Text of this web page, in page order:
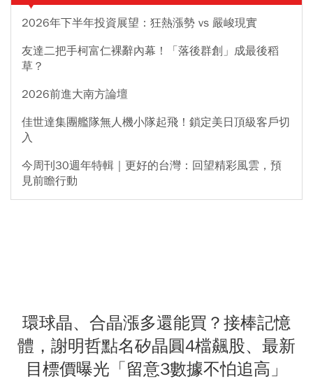
2026年下半年投資展望：狂熱漲勢 vs 嚴峻現實
友達二把手柯富仁裸辭內幕！「落後群創」成最後稻
草？
2026前進大南方論壇
佳世達集團艦隊無人機小隊起飛！鎖定美日頂級客戶切
入
今周刊30週年特輯｜更好的台灣：回望精彩風雲，預
見前瞻行動
環球晶、合晶漲多還能買？接棒記憶
體，謝明哲點名矽晶圓4檔飆股、最新
目標價曝光「留意3數據不怕追高」